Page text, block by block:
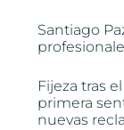
Santiago
Fijeza tras
primera
nuevas